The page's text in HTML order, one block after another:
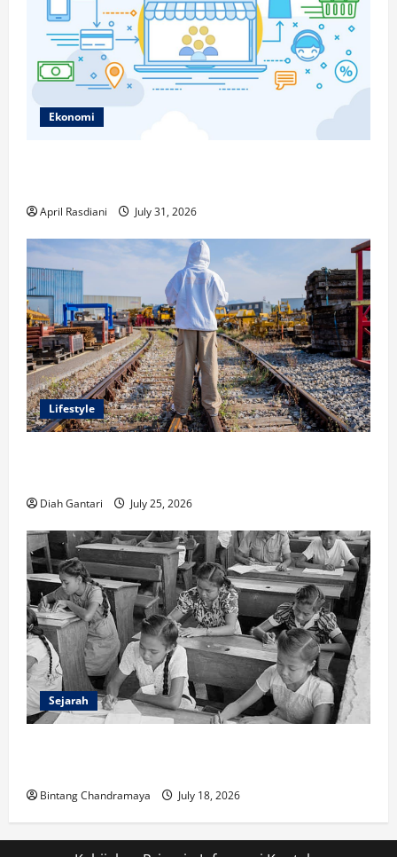
Ekonomi
April Rasdiani July 31, 2026
Lifestyle
Diah Gantari July 25, 2026
Sejarah
Bintang Chandramaya July 18, 2026